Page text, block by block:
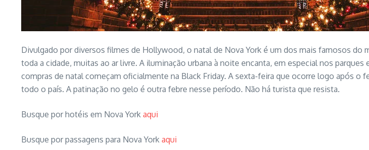
Divulgado por diversos filmes de Hollywood, o natal de Nova York é um dos mais famosos
toda a cidade, muitas ao ar livre. A iluminação urbana à noite encanta, em especial nos
compras de natal começam oficialmente na Black Friday. A sexta-feira que ocorre logo após o
todo o país. A patinação no gelo é outra febre nesse período. Não há turista que resista.
Busque por hotéis em Nova York aqui
Busque por passagens para Nova York aqui